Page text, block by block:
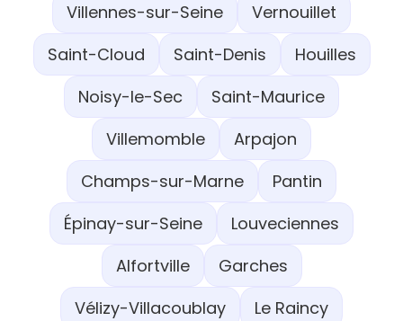
Villennes-sur-Seine
Vernouillet
Saint-Cloud
Saint-Denis
Houilles
Noisy-le-Sec
Saint-Maurice
Villemomble
Arpajon
Champs-sur-Marne
Pantin
Épinay-sur-Seine
Louveciennes
Alfortville
Garches
Vélizy-Villacoublay
Le Raincy